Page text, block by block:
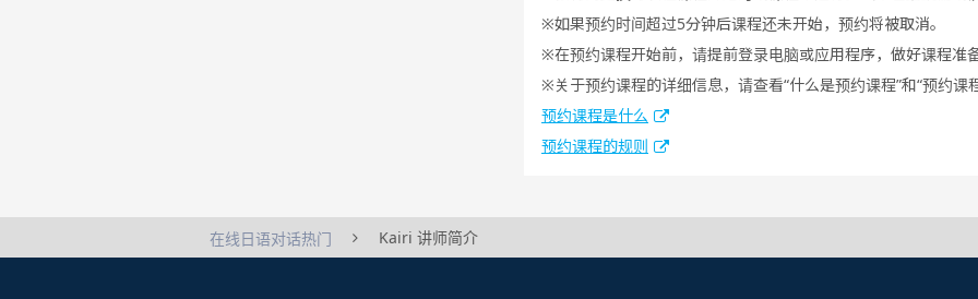
如果预约时间超过5分钟后课程还未开始，预约将被取消。
在预约课程开始前，请提前登录电脑或应用程序，做好课程准备
关于预约课程的详细信息，请查看“什么是预约课程”和“预约课
预约课程是什么
预约课程的规则
在线日语对话热门 Kairi 讲师简介